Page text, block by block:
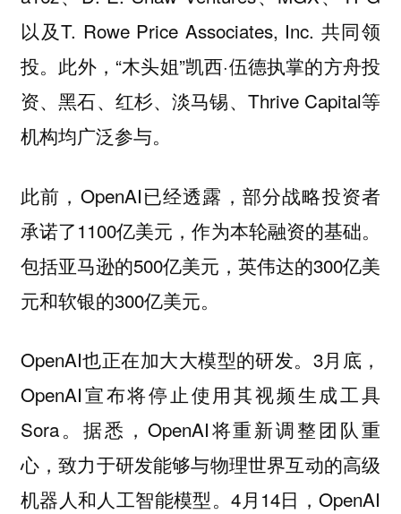
以及T. Rowe Price Associates, Inc. 共同领
投。此外，“木头姐”凯西·伍德执掌的方舟投
资、黑石、红杉、淡马锡、Thrive Capital等
机构均广泛参与。
此前，OpenAI已经透露，部分战略投资者
承诺了1100亿美元，作为本轮融资的基础。
包括亚马逊的500亿美元，英伟达的300亿美
元和软银的300亿美元。
OpenAI也正在加大大模型的研发。3月底，
OpenAI宣布将停止使用其视频生成工具
Sora。据悉，OpenAI将重新调整团队重
心，致力于研发能够与物理世界互动的高级
机器人和人工智能模型。4月14日，OpenAI